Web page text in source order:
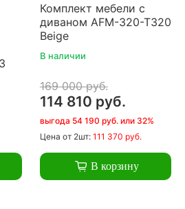
Комплект мебели с
диваном AFM-320-T320
Beige
В наличии
169 000 руб.
114 810 руб.
выгода 54 190 руб. или 32%
Цена от 2шт: 111 370 руб.
В корзину